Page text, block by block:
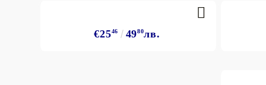
€2546 4980лв.